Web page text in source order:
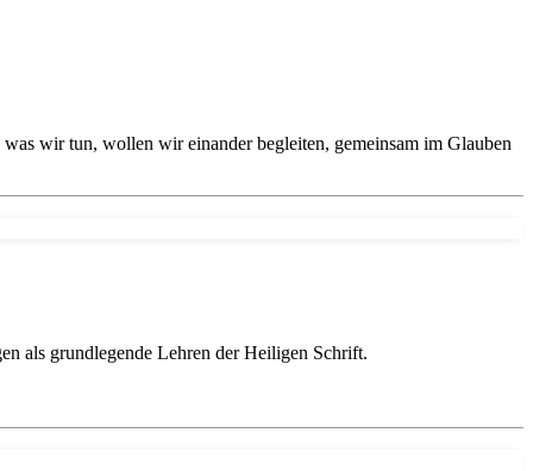
wir tun, wollen wir einander begleiten, gemeinsam im Glauben
als grundlegende Lehren der Heiligen Schrift.